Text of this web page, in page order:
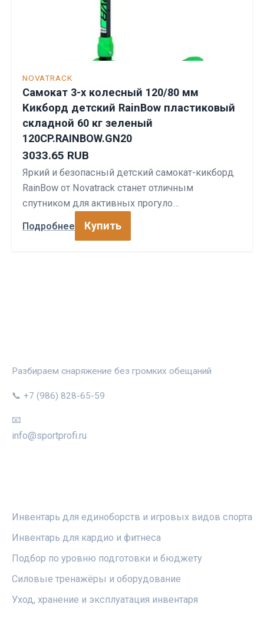
NOVATRACK
Самокат 3-х колесный 120/80 мм
Кикборд детский RainBow пластиковый
складной 60 кг зеленый
120CP.RAINBOW.GN20
3033.65 RUB
Яркий и безопасный детский самокат-кикборд
RainBow от Novatrack станет отличным
спутником для активных прогуло…
Подробнее Купить
Разбираем снаряжение без громких обещаний
📞 +7 (986) 828-65-59
📧
info@sportprofi.ru
Инвентарь для единоборств и игровых видов спорта
Инвентарь для кардио и фитнеса
Подбор по уровню подготовки и бюджету
Силовые тренажёры и оборудование
Уход, хранение и эксплуатация инвентаря